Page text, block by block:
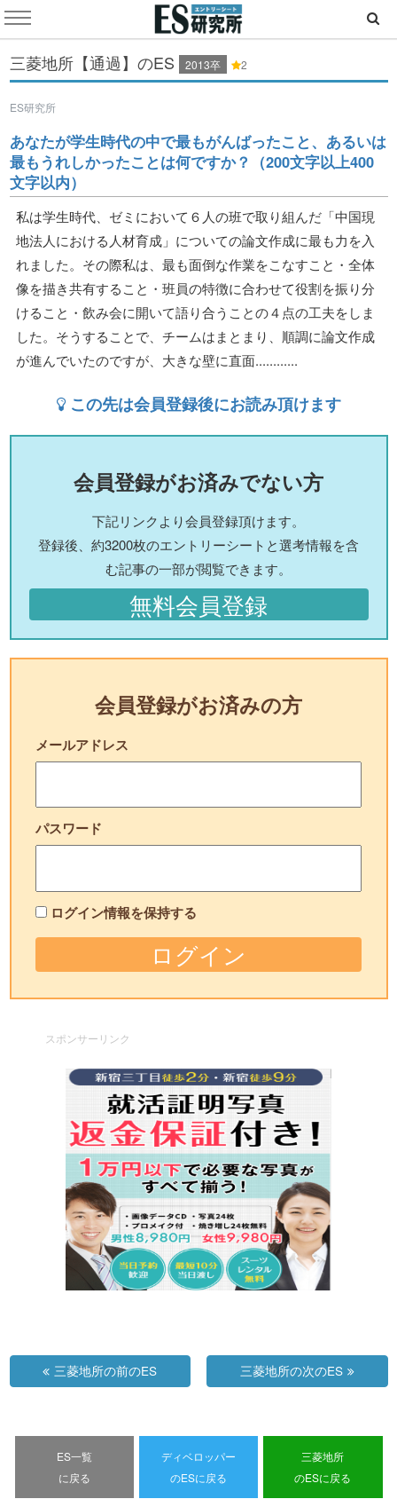
三菱地所【通過】のES 2013卒 2
ES研究所
あなたが学生時代の中で最もがんばったこと、あるいは
最もうれしかったことは何ですか？（200文字以上400
文字以内）
私は学生時代、ゼミにおいて６人の班で取り組んだ「中国現
地法人における人材育成」についての論文作成に最も力を入
れました。その際私は、最も面倒な作業をこなすこと・全体
像を描き共有すること・班員の特徴に合わせて役割を振り分
けること・飲み会に開いて語り合うことの４点の工夫をしま
した。そうすることで、チームはまとまり、順調に論文作成
が進んでいたのですが、大きな壁に直面............
この先は会員登録後にお読み頂けます
会員登録がお済みでない方
下記リンクより会員登録頂けます。
登録後、約3200枚のエントリーシートと選考情報を含
む記事の一部が閲覧できます。
無料会員登録
会員登録がお済みの方
メールアドレス
パスワード
ログイン情報を保持する
スポンサーリンク
三菱地所の前のES 三菱地所の次のES
ES一覧
に戻る
ディベロッパー
のESに戻る
三菱地所
のESに戻る